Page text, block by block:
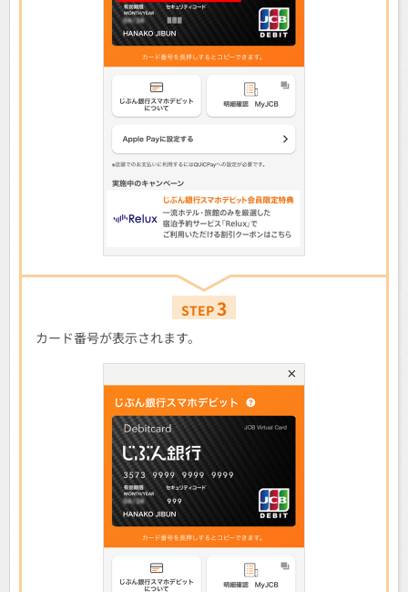
STEP3
カード番号が表示されます。